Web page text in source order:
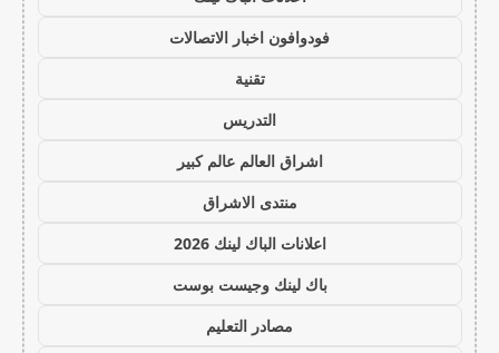
فودوافون اخبار الاتصالات
تقنية
التدريس
اشراق العالم عالم كبير
منتدى الاشراق
اعلانات الباك لينك 2026
باك لينك وجيست بوست
مصادر التعليم